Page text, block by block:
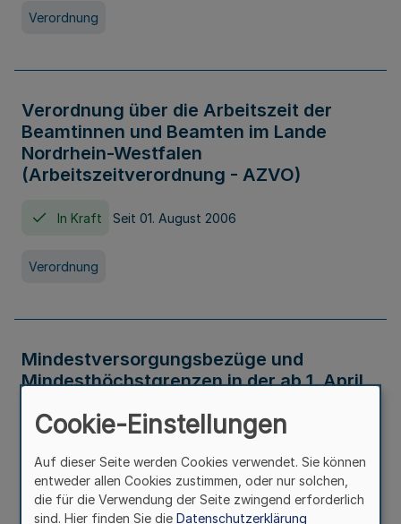
Verordnung
Verordnung über die Arbeitszeit der
Beamtinnen und Beamten im Lande
Nordrhein-Westfalen
(Arbeitszeitverordnung - AZVO)
In Kraft Seit 01. August 2006
Verordnung
Mindestversorgungsbezüge und
Mindesthöchstgrenzen in der ab 1. April
Verwaltungsvorschrift
Cookie-Einstellungen
Auf dieser Seite werden Cookies verwendet. Sie können
entweder allen Cookies zustimmen, oder nur solchen,
die für die Verwendung der Seite zwingend erforderlich
sind. Hier finden Sie die Datenschutzerklärung